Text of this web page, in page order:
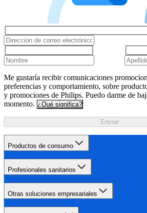
Me gustaría recibir comunicaciones
preferencias y comportamiento, sobre
y promociones de Philips. Puedo darme de
momento. ¿Qué significa?
Enviar
Productos de consumo
Profesionales sanitarios
Otras soluciones empresariales